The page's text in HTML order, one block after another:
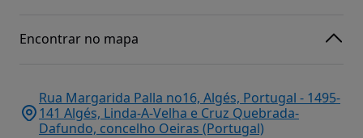
Encontrar no mapa
Rua Margarida Palla no16, Algés, Portugal - 1495-
141 Algés, Linda-A-Velha e Cruz Quebrada-
Dafundo, concelho Oeiras (Portugal)